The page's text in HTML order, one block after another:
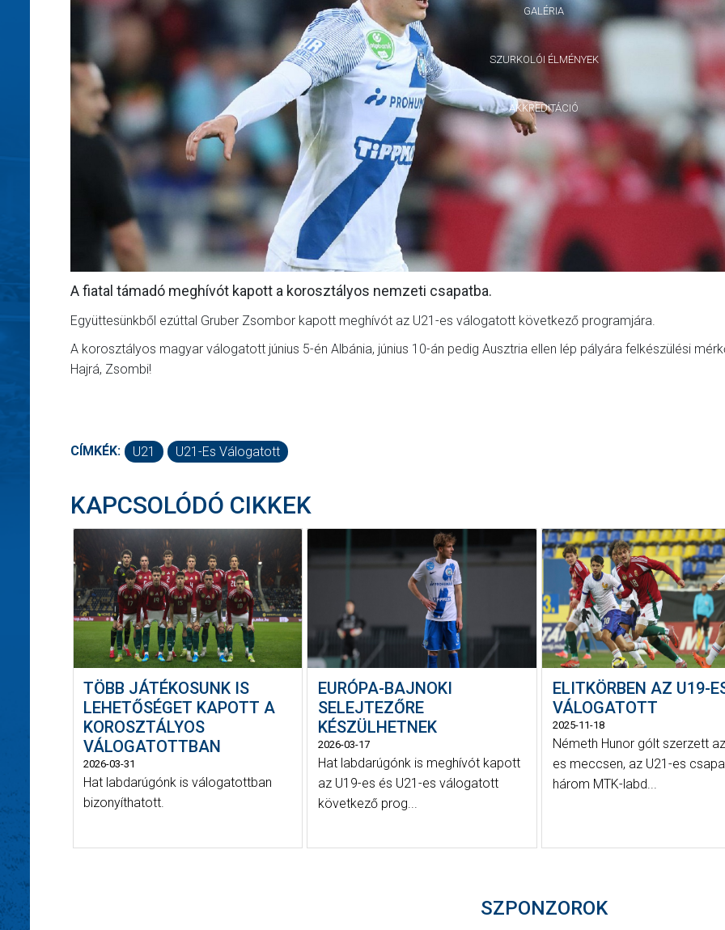
GALÉRIA
SZURKOLÓI ÉLMÉNYEK
AKKREDITÁCIÓ
A fiatal támadó meghívót kapott a korosztályos nemzeti csapatba.
Együttesünkből ezúttal Gruber Zsombor kapott meghívót az U21-es válogatott következő programjára.
A korosztályos magyar válogatott június 5-én Albánia, június 10-án pedig Ausztria ellen lép pályára felkészülési
Hajrá, Zsombi!
CÍMKÉK: U21 U21-Es Válogatott
KAPCSOLÓDÓ CIKKEK
TÖBB JÁTÉKOSUNK IS
LEHETŐSÉGET KAPOTT A
KOROSZTÁLYOS
VÁLOGATOTTBAN
2026-03-31
Hat labdarúgónk is válogatottban
bizonyíthatott.
EURÓPA-BAJNOKI
SELEJTEZŐRE
KÉSZÜLHETNEK
2026-03-17
Hat labdarúgónk is meghívót kapott
az U19-es és U21-es válogatott
következő prog...
ELITKÖRBEN AZ U19-
VÁLOGATOTT
2025-11-18
Németh Hunor gólt szerzett
es meccsen, az U21-es
három MTK-labd...
SZPONZOROK